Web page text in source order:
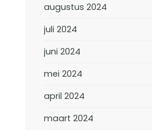
augustus 2024
juli 2024
juni 2024
mei 2024
april 2024
maart 2024